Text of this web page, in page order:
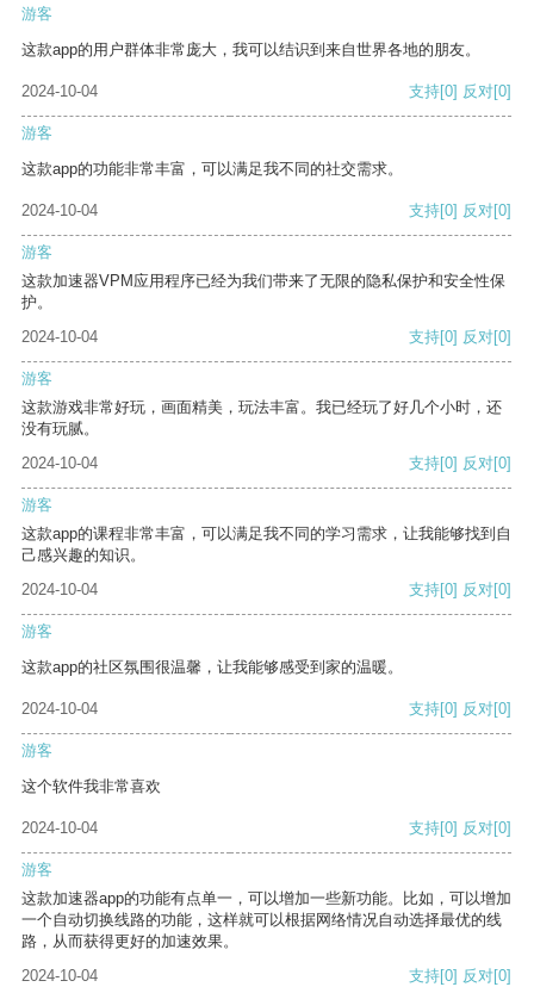
游客
这款app的用户群体非常庞大，我可以结识到来自世界各地的朋友。
2024-10-04 支持[0] 反对[0]
游客
这款app的功能非常丰富，可以满足我不同的社交需求。
2024-10-04 支持[0] 反对[0]
游客
这款加速器VPM应用程序已经为我们带来了无限的隐私保护和安全性保
护。
2024-10-04
支持[0] 反对[0]
游客
这款游戏非常好玩，画面精美，玩法丰富。我已经玩了好几个小时，还
没有玩腻。
2024-10-04
支持[0] 反对[0]
游客
这款app的课程非常丰富，可以满足我不同的学习需求，让我能够找到自
己感兴趣的知识。
2024-10-04
支持[0] 反对[0]
游客
这款app的社区氛围很温馨，让我能够感受到家的温暖。
2024-10-04 支持[0] 反对[0]
游客
这个软件我非常喜欢
2024-10-04 支持[0] 反对[0]
游客
这款加速器app的功能有点单一，可以增加一些新功能。比如，可以增加
一个自动切换线路的功能，这样就可以根据网络情况自动选择最优的线
路，从而获得更好的加速效果。
2024-10-04
支持[0] 反对[0]